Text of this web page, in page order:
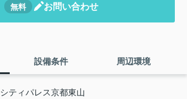
無料 お問い合わせ
設備条件 周辺環境
シティパレス京都東山